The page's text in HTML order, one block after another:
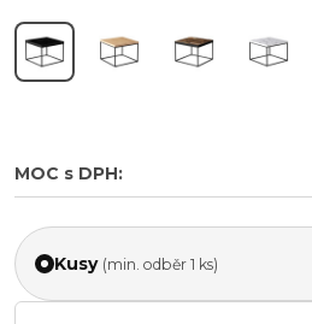
MOC s DPH:
Kusy (min. odběr 1 ks)